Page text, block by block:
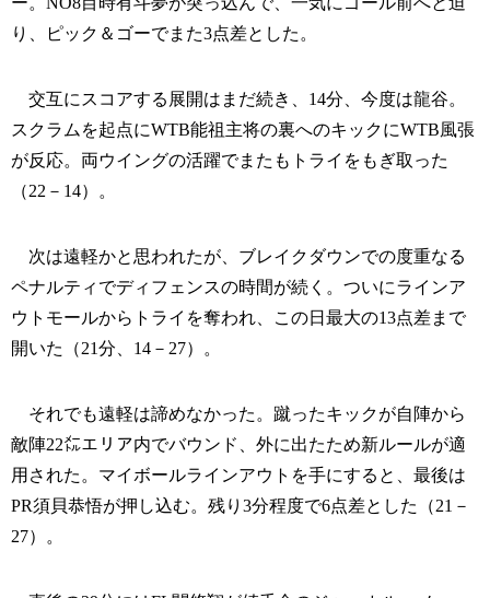
り、ピック＆ゴーでまた3点差とした。
交互にスコアする展開はまだ続き、14分、今度は龍谷。
スクラムを起点にWTB能祖主将の裏へのキックにWTB風張
が反応。両ウイングの活躍でまたもトライをもぎ取った
（22－14）。
次は遠軽かと思われたが、ブレイクダウンでの度重なる
ペナルティでディフェンスの時間が続く。ついにラインア
ウトモールからトライを奪われ、この日最大の13点差まで
開いた（21分、14－27）。
それでも遠軽は諦めなかった。蹴ったキックが自陣から
敵陣22㍍エリア内でバウンド、外に出たため新ルールが適
用された。マイボールラインアウトを手にすると、最後は
PR須貝恭悟が押し込む。残り3分程度で6点差とした（21－
27）。